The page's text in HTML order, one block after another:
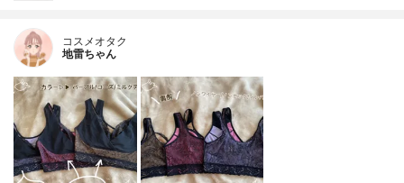
コスメオタク
地雷ちゃん